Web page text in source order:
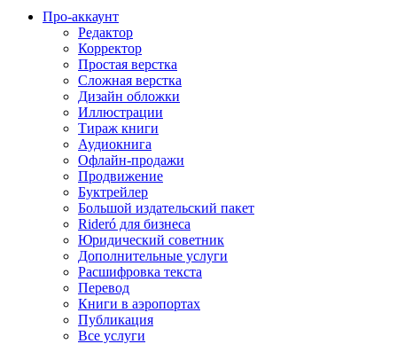
Про-аккаунт
Редактор
Корректор
Простая верстка
Сложная верстка
Дизайн обложки
Иллюстрации
Тираж книги
Аудиокнига
Офлайн-продажи
Продвижение
Буктрейлер
Большой издательский пакет
Rideró для бизнеса
Юридический советник
Дополнительные услуги
Расшифровка текста
Перевод
Книги в аэропортах
Публикация
Все услуги